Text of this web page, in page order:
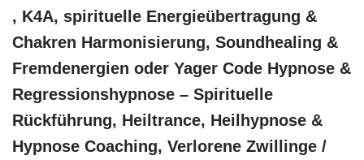
, K4A, spirituelle Energieübertragung &
Chakren Harmonisierung, Soundhealing &
Fremdenergien oder Yager Code Hypnose &
Regressionshypnose – Spirituelle
Rückführung, Heiltrance, Heilhypnose &
Hypnose Coaching, Verlorene Zwillinge /